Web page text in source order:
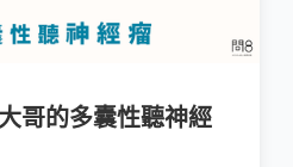
哥的多囊性聽神經